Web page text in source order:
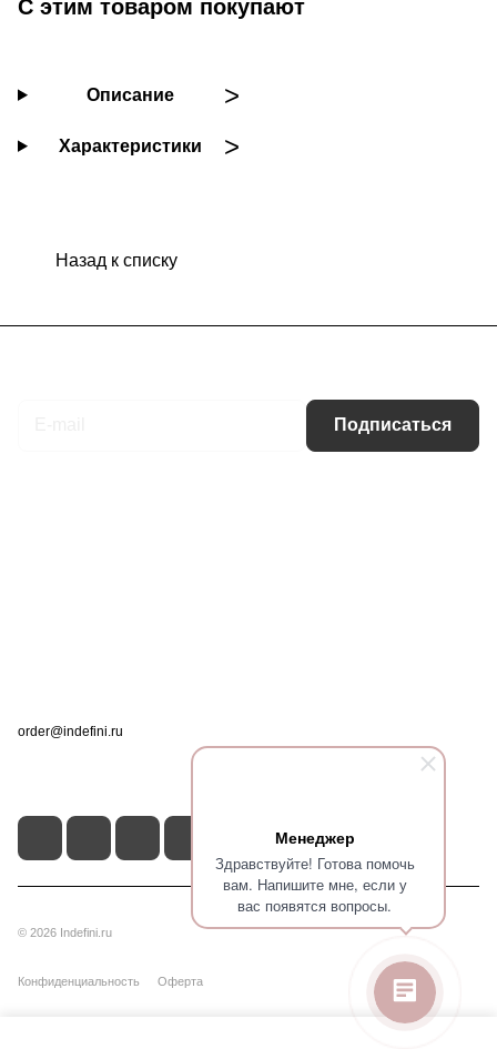
Менеджер
Здравствуйте! Готова помочь
вам. Напишите мне, если у
вас появятся вопросы.
С этим товаром покупают
Описание
Характеристики
Назад к списку
Подписаться
order@indefini.ru
© 2026 Indefini.ru
Конфиденциальность Оферта